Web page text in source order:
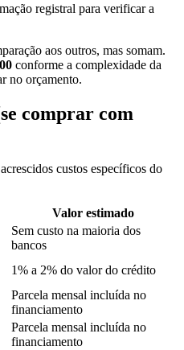
registral para verificar a
aos outros, mas somam.
conforme a complexidade da
no orçamento.
comprar com
custos específicos do
Valor estimado
Sem custo na maioria dos
bancos
1% a 2% do valor do crédito
Parcela mensal incluída no
financiamento
Parcela mensal incluída no
financiamento